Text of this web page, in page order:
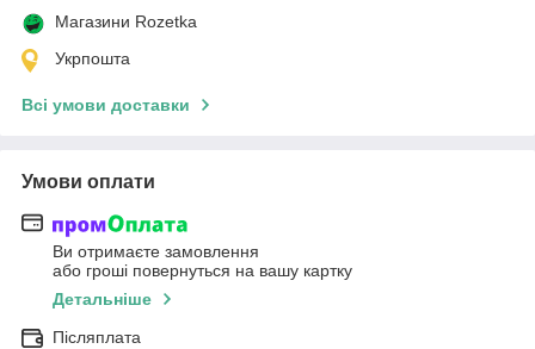
Магазини Rozetka
Укрпошта
Всі умови доставки
Умови оплати
Ви отримаєте замовлення
або гроші повернуться на вашу картку
Детальніше
Післяплата